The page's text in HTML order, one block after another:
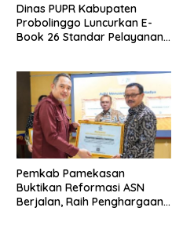
Dinas PUPR Kabupaten
Probolinggo Luncurkan E-
Book 26 Standar Pelayanan
Pemkab Pamekasan
Buktikan Reformasi ASN
Berjalan, Raih Penghargaan